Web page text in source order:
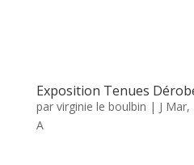
Bet omp bet en atalier an
an diskouezadeg “Tenues